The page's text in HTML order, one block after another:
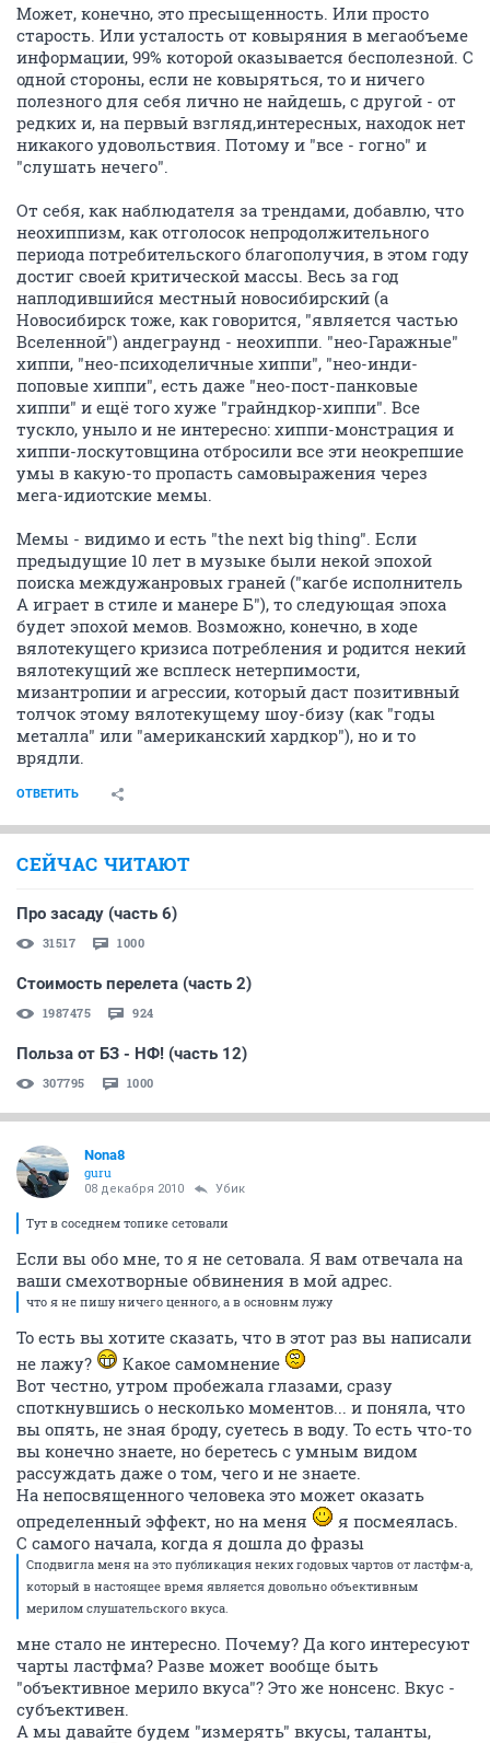
Может, конечно, это пресыщенность. Или просто
старость. Или усталость от ковыряния в мегаобъеме
информации, 99% которой оказывается бесполезной. С
одной стороны, если не ковыряться, то и ничего
полезного для себя лично не найдешь, с другой - от
редких и, на первый взгляд,интересных, находок нет
никакого удовольствия. Потому и "все - гогно" и
"слушать нечего".
От себя, как наблюдателя за трендами, добавлю, что
неохиппизм, как отголосок непродолжительного
периода потребительского благополучия, в этом году
достиг своей критической массы. Весь за год
наплодившийся местный новосибирский (а
Новосибирск тоже, как говорится, "является частью
Вселенной") андеграунд - неохиппи. "нео-Гаражные"
хиппи, "нео-психоделичные хиппи", "нео-инди-
поповые хиппи", есть даже "нео-пост-панковые
хиппи" и ещё того хуже "грайндкор-хиппи". Все
тускло, уныло и не интересно: хиппи-монстрация и
хиппи-лоскутовщина отбросили все эти неокрепшие
умы в какую-то пропасть самовыражения через
мега-идиотские мемы.
Мемы - видимо и есть "the next big thing". Если
предыдущие 10 лет в музыке были некой эпохой
поиска междужанровых граней ("кагбе исполнитель
А играет в стиле и манере Б"), то следующая эпоха
будет эпохой мемов. Возможно, конечно, в ходе
вялотекущего кризиса потребления и родится некий
вялотекущий же всплеск нетерпимости,
мизантропии и агрессии, который даст позитивный
толчок этому вялотекущему шоу-бизу (как "годы
металла" или "американский хардкор"), но и то
врядли.
ОТВЕТИТЬ
СЕЙЧАС ЧИТАЮТ
Про засаду (часть 6)
31517 1000
Стоимость перелета (часть 2)
1987475 924
Польза от БЗ - НФ! (часть 12)
307795 1000
Nona8
guru
08 декабря 2010 Убик
Тут в соседнем топике сетовали
Если вы обо мне, то я не сетовала. Я вам отвечала на
ваши смехотворные обвинения в мой адрес.
что я не пишу ничего ценного, а в основнм лужу
То есть вы хотите сказать, что в этот раз вы написали
не лажу?
Какое самомнение
Вот честно, утром пробежала глазами, сразу
споткнувшись о несколько моментов... и поняла, что
вы опять, не зная броду, суетесь в воду. То есть что-то
вы конечно знаете, но беретесь с умным видом
рассуждать даже о том, чего и не знаете.
На непосвященного человека это может оказать
определенный эффект, но на меня
я посмеялась.
С самого начала, когда я дошла до фразы
Сподвигла меня на это публикация неких годовых чартов от ластфм-а,
который в настоящее время является довольно объективным
мерилом слушательского вкуса.
мне стало не интересно. Почему? Да кого интересуют
чарты ластфма? Разве может вообще быть
"объективное мерило вкуса"? Это же нонсенс. Вкус -
субъективен.
А мы давайте будем "измерять" вкусы, таланты,